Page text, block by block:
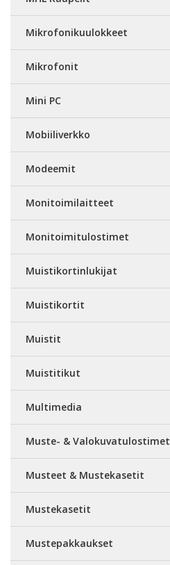
Mikrofonikuulokkeet
Mikrofonit
Mini PC
Mobiiliverkko
Modeemit
Monitoimilaitteet
Monitoimitulostimet
Muistikortinlukijat
Muistikortit
Muistit
Muistitikut
Multimedia
Muste- & Valokuvatulostimet
Musteet & Mustekasetit
Mustekasetit
Mustepakkaukset